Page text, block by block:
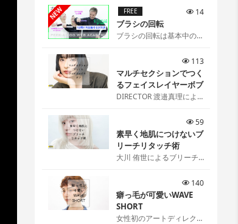
NEW FREE
ブラシの回転
ブラシの回転は基本中の基
14
マルチセクションでつく
るフェイスレイヤーボブ
DIRECTOR 渡邉真理によ
るフェイスレイヤーボブ
[…]
113
素早く地肌につけないブ
リーチリタッチ術
大川 侑世によるブリーチ
59
癖っ毛が可愛いWAVE
SHORT
女性初のアートディレクタ
140